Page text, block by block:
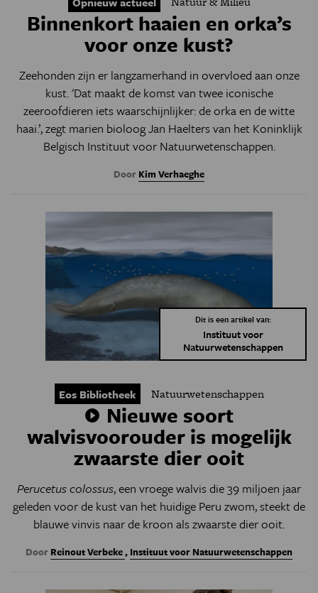
Binnenkort haaien en orka’s
voor onze kust?
Zeehonden zijn er langzamerhand in overvloed aan onze
kust. 'Dat maakt de komst van twee iconische
zeeroofdieren iets waarschijnlijker: de orka en de witte
haai.’, zegt marien bioloogJan Haelters van het Koninklijk
Belgisch Instituut voor Natuurwetenschappen.
Door Kim Verhaeghe
Dit is een artikel van:
Instituut voor
Natuurwetenschappen
Eos Bibliotheek Natuurwetenschappen
Nieuwe soort
walvisvoorouder is mogelijk
zwaarste dier ooit
Perucetus colossus, een vroege walvis die 39 miljoen jaar
geleden voor de kust van het huidige Peru zwom, steekt de
blauwe vinvis naar de kroon als zwaarste dier ooit.
Door Reinout Verbeke, Instituut voor Natuurwetenschappen